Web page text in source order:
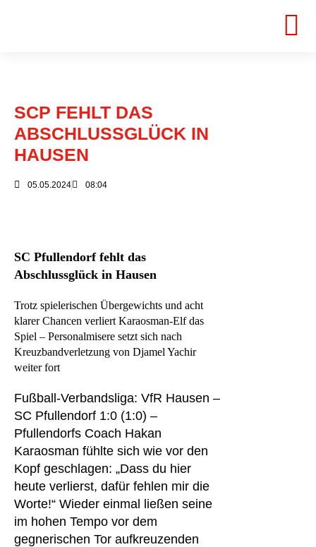
SCP FEHLT DAS
ABSCHLUSSGLÜCK IN
HAUSEN
05.05.2024 08:04
SC Pfullendorf fehlt das
Abschlussglück in Hausen
Trotz spielerischen Übergewichts und acht
klarer Chancen verliert Karaosman-Elf das
Spiel – Personalmisere setzt sich nach
Kreuzbandverletzung von Djamel Yachir
weiter fort
Fußball-Verbandsliga: VfR Hausen –
SC Pfullendorf 1:0 (1:0) –
Pfullendorfs Coach Hakan
Karaosman fühlte sich wie vor den
Kopf geschlagen: „Dass du hier
heute verlierst, dafür fehlen mir die
Worte!“ Wieder einmal ließen seine
im hohen Tempo vor dem
gegnerischen Tor aufkreuzenden